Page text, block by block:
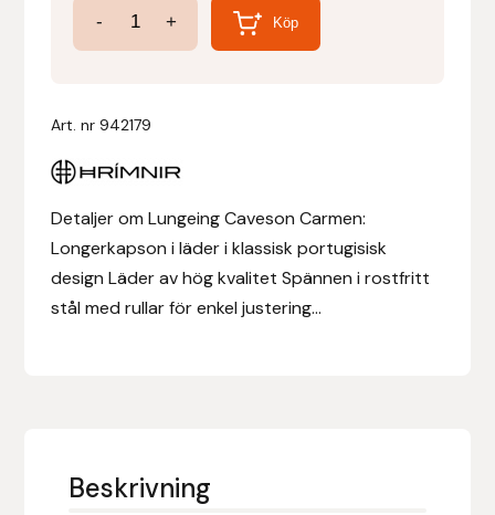
-
Longering
Cavesson
+ Köp
Art. nr942179
Detaljer om Lungeing Caveson Carmen:
Longerkapson i läder i klassisk portugisisk
design Läder av hög kvalitet Spännen i rostfritt
stål med rullar för enkel justering...
Beskrivning
Denni Design
Draupnir
Dy’on
E.A. Mattes
Eldorado